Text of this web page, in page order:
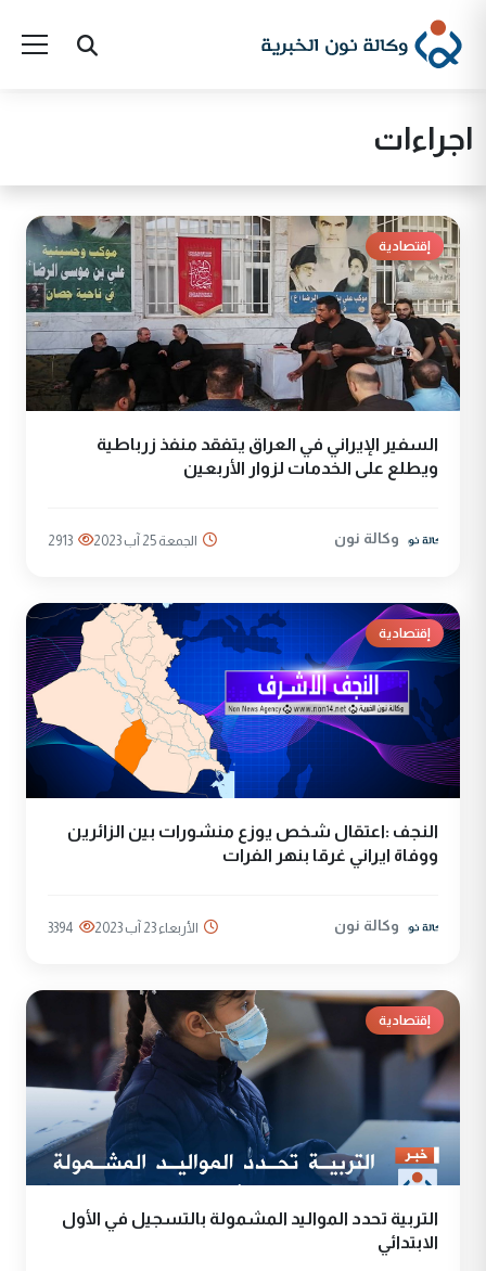
اجراءات
إقتصادية
السفير الإيراني في العراق يتفقد منفذ زرباطية
ويطلع على الخدمات لزوار الأربعين
وكالة نون الجمعة 25 آب 2023 2913
إقتصادية
النجف :اعتقال شخص يوزع منشورات بين الزائرين
ووفاة ايراني غرقا بنهر الفرات
وكالة نون الأربعاء 23 آب 2023 3394
إقتصادية
التربية تحدد المواليد المشمولة بالتسجيل في الأول
الابتدائي